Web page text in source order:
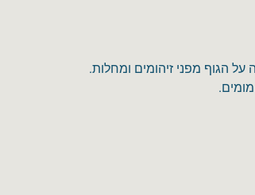
הגוף מפני זיהומים ומחלות.